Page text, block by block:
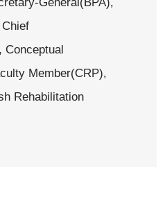
General(BPA),
Conceptual
Member(CRP),
Rehabilitation